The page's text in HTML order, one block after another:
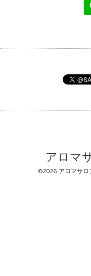
アロマ
©2026 アロマサ